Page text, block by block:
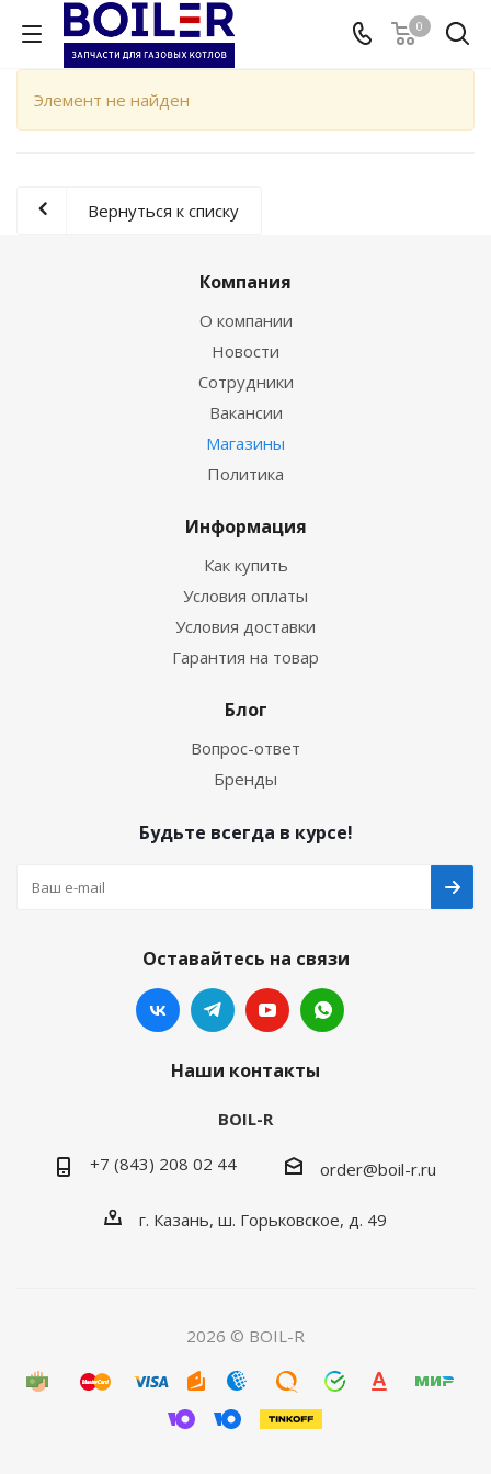
0
Элемент не найден
Вернуться к списку
Компания
О компании
Новости
Сотрудники
Вакансии
Магазины
Политика
Информация
Как купить
Условия оплаты
Условия доставки
Гарантия на товар
Блог
Вопрос-ответ
Бренды
Будьте всегда в курсе!
Оставайтесь на связи
Наши контакты
BOIL-R
+7 (843) 208 02 44 order@boil-r.ru
г. Казань, ш. Горьковское, д. 49
2026 © BOIL-R